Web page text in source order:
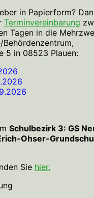
in Papierform?
Terminvereinbarung
Tagen in die
Behördenzentrum,
5 in 08523 Plauen:
Schulbezirk 3: GS
Ohser-
Sie hier.